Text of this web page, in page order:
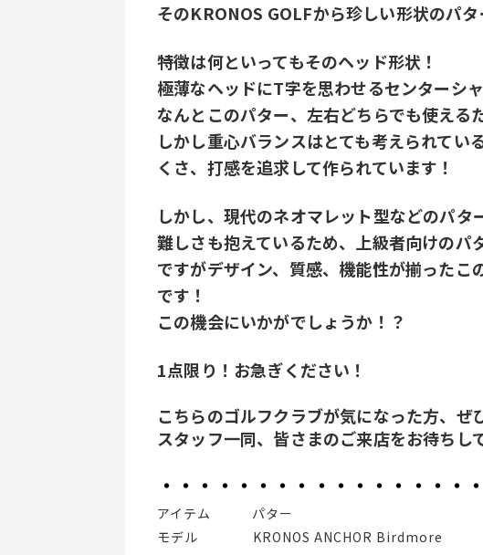
そのKRONOS GOLFから珍しい形状のパタ
特徴は何といってもそのヘッド形状！
極薄なヘッドにT字を思わせるセンターシ
なんとこのパター、左右どちらでも使える
しかし重心バランスはとても考えられてい
くさ、打感を追求して作られています！
しかし、現代のネオマレット型などのパ
難しさも抱えているため、上級者向けのパ
ですがデザイン、質感、機能性が揃った
です！
この機会にいかがでしょうか！？
1点限り！お急ぎください！
こちらのゴルフクラブが気になった方、ぜ
スタッフ一同、皆さまのご来店をお待ちし
・・・・・・・・・・・・・・・・
アイテム   パター
モデル    KRONOS ANCHOR Birdmore